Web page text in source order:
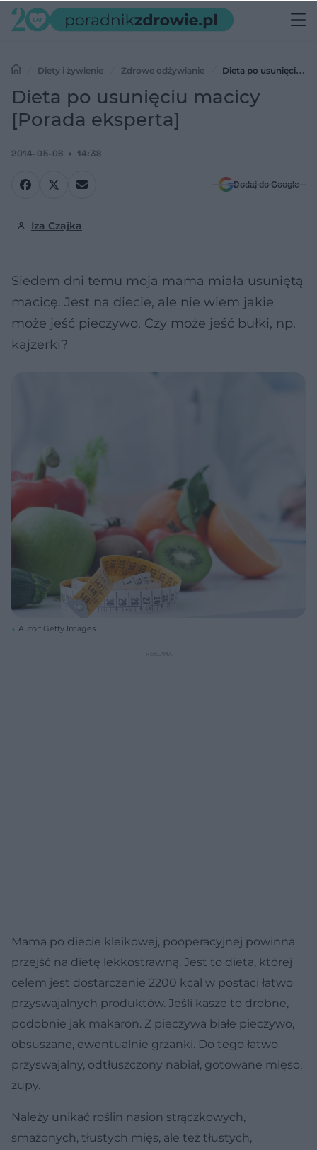
Diety i żywienie Zdrowe odżywianie
Dieta po usunięciu
macicy [Porada eksperta]
Dieta po usunięciu macicy
[Porada eksperta]
2014-05-06 14:38
Dodaj do Google
Iza Czajka
Siedem dni temu moja mama miała usuniętą
macicę. Jest na diecie, ale nie wiem jakie
może jeść pieczywo. Czy może jeść bułki, np.
kajzerki?
Autor: Getty Images
Mama po diecie kleikowej, pooperacyjnej powinna
przejść na dietę lekkostrawną. Jest to dieta, której
celem jest dostarczenie 2200 kcal w postaci łatwo
przyswajalnych produktów. Jeśli kasze to drobne,
podobnie jak makaron. Z pieczywa białe pieczywo,
obsuszane, ewentualnie grzanki. Do tego łatwo
przyswajalny, odtłuszczony nabiał, gotowane mięso,
zupy.
Należy unikać roślin nasion strączkowych,
smażonych, tłustych mięs, ale też tłustych,